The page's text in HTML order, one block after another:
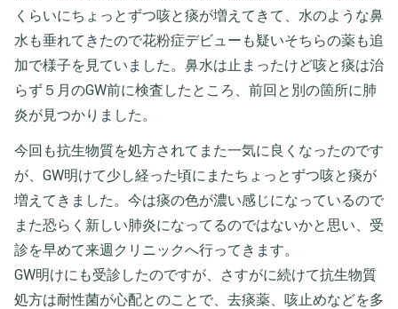
くらいにちょっとずつ咳と痰が増えてきて、水のような鼻
水も垂れてきたので花粉症デビューも疑いそちらの薬も追
加で様子を見ていました。鼻水は止まったけど咳と痰は治
らず５月のGW前に検査したところ、前回と別の箇所に肺
炎が見つかりました。
今回も抗生物質を処方されてまた一気に良くなったのです
が、GW明けて少し経った頃にまたちょっとずつ咳と痰が
増えてきました。今は痰の色が濃い感じになっているので
また恐らく新しい肺炎になってるのではないかと思い、受
診を早めて来週クリニックへ行ってきます。
GW明けにも受診したのですが、さすがに続けて抗生物質
処方は耐性菌が心配とのことで、去痰薬、咳止めなどを多